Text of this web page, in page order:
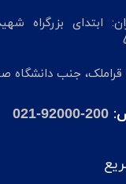
ابتدای بزرگراه
قراملک، جنب دانشگاه
021-92000-200